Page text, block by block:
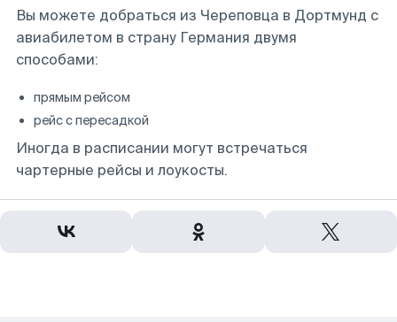
Вы можете добраться из Череповца в Дортмунд с
авиабилетом в страну Германия двумя
способами:
прямым рейсом
рейс с пересадкой
Иногда в расписании могут встречаться
чартерные рейсы и лоукосты.